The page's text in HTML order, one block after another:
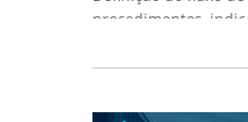
procedimentos,